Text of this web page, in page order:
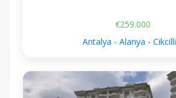
€259.000
Antalya - Alanya - Cikcilli